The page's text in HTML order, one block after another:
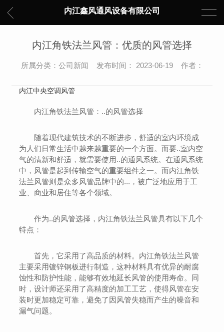
内江鑫风通风设备有限公司
内江角铁法兰风管：优质的风管选择
所属分类：公司新闻 发布时间： 2023-06-19 作者：
内江中央空调风管
内江角铁法兰风管：..的风管选择
随着现代建筑技术的不断进步，舒适的室内环境成
为人们日常生活中越来越重要的一个方面。而要..室内空
气的清新和舒适，就需要使用..的通风系统。在通风系统
中，风管是起到传输空气的重要组件之一。而内江角铁
法兰风管则是众多风管品牌中的...，被广泛地应用于工
业、商业和居住等各个领域。
作为..的风管选择，内江角铁法兰风管具有以下几个
特点：
首先，它采用了高品质的材料。内江角铁法兰风管
主要采用镀锌钢板进行制造，这种材料具有优异的耐腐
蚀性和防护性能，能够有效地延长风管的使用寿命。同
时，设计师还采用了高精度的加工工艺，使得风管在安
装时更加稳定可靠，避免了因风管失稳而产生的噪音和
漏气问题。